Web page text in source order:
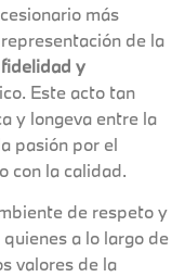
más
de la
y
Este acto tan
y longeva entre la
pasión por el
con la calidad.
de respeto y
a lo largo de
valores de la